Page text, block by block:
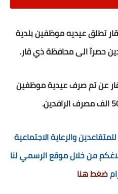
تطلق عيديه موظفين بلدية
قار عن تم صرف عيدية موظفين
والرعاية الاجتماعية
من خلال موقع الرسمي لنا
ضغط هنا